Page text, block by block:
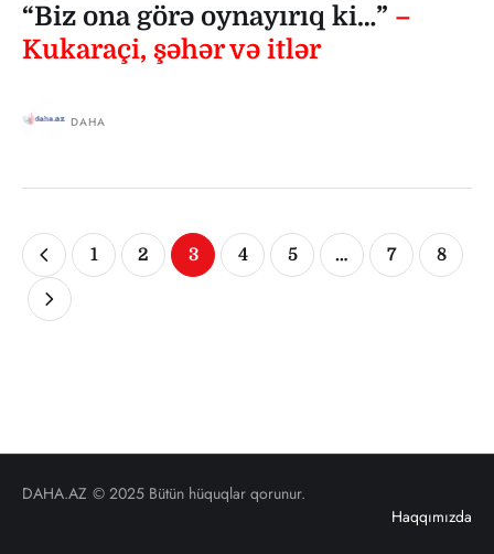
“Biz ona görə oynayırıq ki…” –
Kukaraçi, şəhər və itlər
DAHA
1 2 3 4 5 … 7 8
DAHA.AZ © 2025 Bütün hüquqlar qorunur.
Haqqımızda